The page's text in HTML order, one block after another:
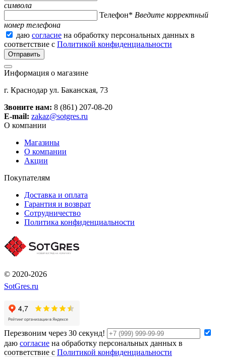
символа
Телефон* Введите корректный
номер телефона
даю согласие на обработку персональных данных в
соответствие с Политикой конфиденциальности
Информация о магазине
г. Краснодар ул. Баканская, 73
Звоните нам: 8 (861) 207-08-20
E-mail: zakaz@sotgres.ru
О компании
Магазины
О компании
Акции
Покупателям
Доставка и оплата
Гарантия и возврат
Сотрудничество
Политика конфиденциальности
© 2020-2026
SotGres.ru
Перезвоним через 30 секунд!
даю согласие на обработку персональных данных в
соответствие с Политикой конфиденциальности